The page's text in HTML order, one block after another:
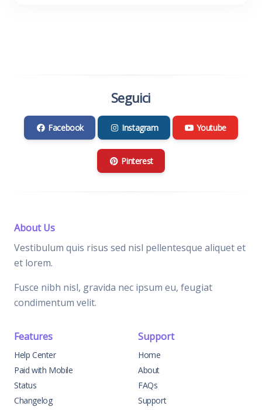
Seguici
Facebook Instagram Youtube
Pinterest
About Us
Vestibulum quis risus sed nisl pellentesque aliquet et
et lorem.
Fusce nibh nisl, gravida nec ipsum eu, feugiat
condimentum velit.
Features
Help Center
Paid with Mobile
Status
Changelog
Support
Home
About
FAQs
Support